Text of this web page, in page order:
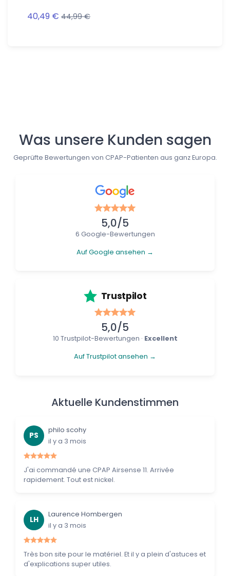
40,49 € 44,99 €
Was unsere Kunden sagen
Geprüfte Bewertungen von CPAP-Patienten aus ganz Europa.
5,0/5
6 Google-Bewertungen
Auf Google ansehen →
Trustpilot
5,0/5
10 Trustpilot-Bewertungen · Excellent
Auf Trustpilot ansehen →
Aktuelle Kundenstimmen
PS
philo scohy
il y a 3 mois
J'ai commandé une CPAP Airsense 11. Arrivée
rapidement. Tout est nickel.
LH
Laurence Hombergen
il y a 3 mois
Très bon site pour le matériel. Et il y a plein d'astuces et
d'explications super utiles.